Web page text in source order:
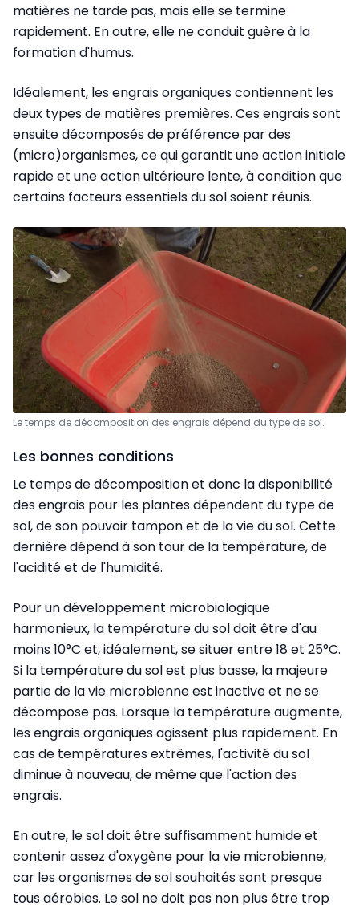
matières ne tarde pas, mais elle se termine
rapidement. En outre, elle ne conduit guère à la
formation d'humus.
Idéalement, les engrais organiques contiennent les
deux types de matières premières. Ces engrais sont
ensuite décomposés de préférence par des
(micro)organismes, ce qui garantit une action initiale
rapide et une action ultérieure lente, à condition que
certains facteurs essentiels du sol soient réunis.
Le temps de décomposition des engrais dépend du type de sol.
Les bonnes conditions
Le temps de décomposition et donc la disponibilité
des engrais pour les plantes dépendent du type de
sol, de son pouvoir tampon et de la vie du sol. Cette
dernière dépend à son tour de la température, de
l'acidité et de l'humidité.
Pour un développement microbiologique
harmonieux, la température du sol doit être d'au
moins 10°C et, idéalement, se situer entre 18 et 25°C.
Si la température du sol est plus basse, la majeure
partie de la vie microbienne est inactive et ne se
décompose pas. Lorsque la température augmente,
les engrais organiques agissent plus rapidement. En
cas de températures extrêmes, l'activité du sol
diminue à nouveau, de même que l'action des
engrais.
En outre, le sol doit être suffisamment humide et
contenir assez d'oxygène pour la vie microbienne,
car les organismes de sol souhaités sont presque
tous aérobies. Le sol ne doit pas non plus être trop